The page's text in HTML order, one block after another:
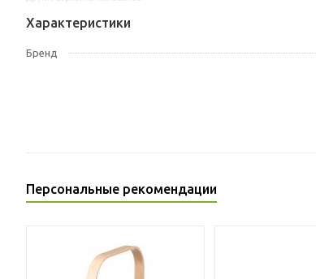
Характеристики
Бренд
Персональные рекомендации